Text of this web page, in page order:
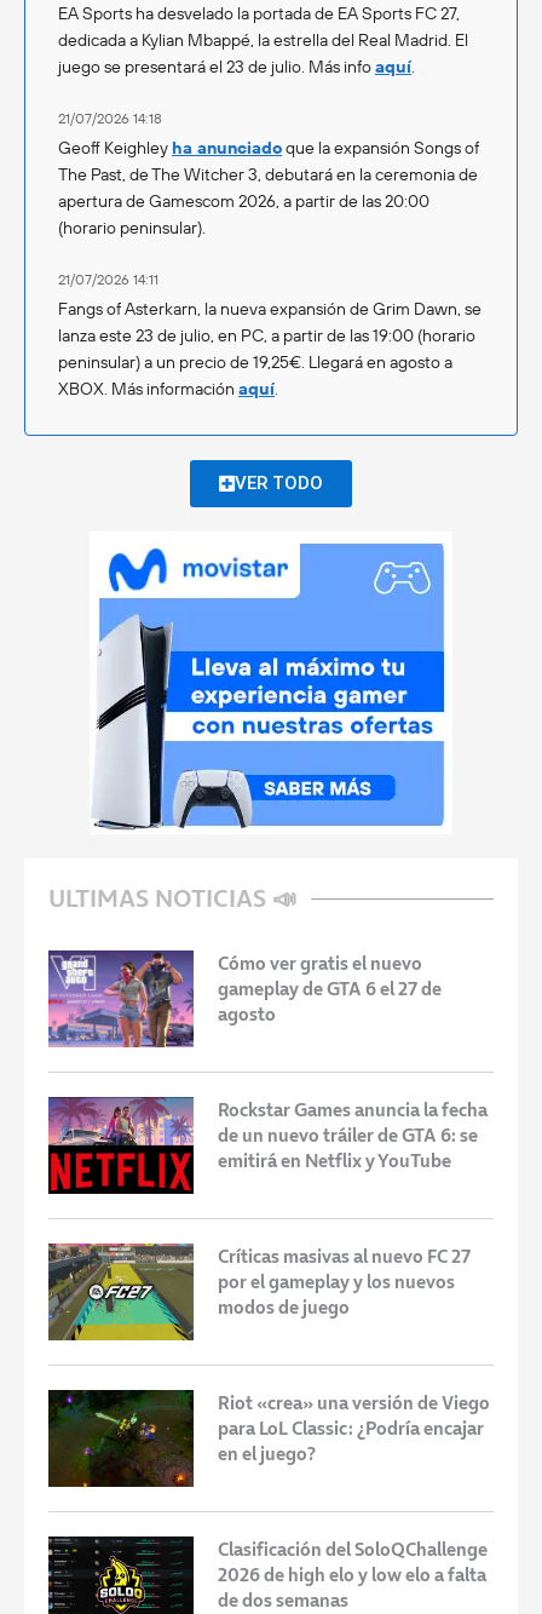
EA Sports ha desvelado la portada de EA Sports FC 27,
dedicada a Kylian Mbappé, la estrella del Real Madrid. El
juego se presentará el 23 de julio. Más infoaquí.
21/07/2026 14:18
Geoff Keighley ha anunciadoque la expansión Songs of
The Past, de The Witcher 3, debutará en la ceremonia de
apertura de Gamescom 2026, a partir de las 20:00
(horario peninsular).
21/07/2026 14:11
Fangs of Asterkarn, la nueva expansión de Grim Dawn, se
lanza este 23 de julio, en PC, a partir de las 19:00 (horario
peninsular) a un precio de 19,25€. Llegará en agosto a
XBOX. Más información aquí.
VER TODO
ULTIMAS NOTICIAS 📣
Cómo ver gratis el nuevo
gameplay de GTA 6 el 27 de
agosto
Rockstar Games anuncia la fecha
de un nuevo tráiler de GTA 6: se
emitirá en Netflix y YouTube
Críticas masivas al nuevo FC 27
por el gameplay y los nuevos
modos de juego
Riot «crea» una versión de Viego
para LoL Classic: ¿Podría encajar
en el juego?
Clasificación del SoloQChallenge
2026 de high elo y low elo a falta
de dos semanas